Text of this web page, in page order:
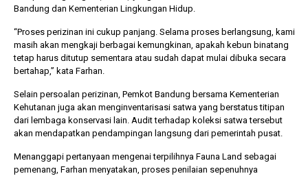
Bandung dan Kementerian Lingkungan Hidup.
“Proses perizinan ini cukup panjang. Selama proses berlangsung, kami
masih akan mengkaji berbagai kemungkinan, apakah kebun binatang
tetap harus ditutup sementara atau sudah dapat mulai dibuka secara
bertahap,” kata Farhan.
Selain persoalan perizinan, Pemkot Bandung bersama Kementerian
Kehutanan juga akan menginventarisasi satwa yang berstatus titipan
dari lembaga konservasi lain. Audit terhadap koleksi satwa tersebut
akan mendapatkan pendampingan langsung dari pemerintah pusat.
Menanggapi pertanyaan mengenai terpilihnya Fauna Land sebagai
pemenang, Farhan menyatakan, proses penilaian sepenuhnya